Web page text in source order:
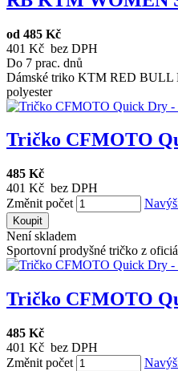
od 485 Kč
401 Kč bez DPH
Do 7 prac. dnů
Dámské triko KTM RED BULL
polyester
Tričko CFMOTO
485 Kč
401 Kč bez DPH
Změnit počet
Koupit
Není skladem
Sportovní prodyšné tričko z
Tričko CFMOTO
485 Kč
401 Kč bez DPH
Změnit počet